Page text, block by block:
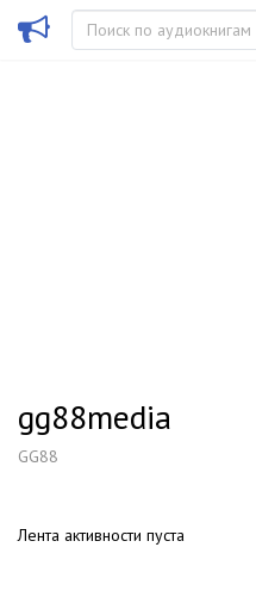
gg88media
GG88
Лента активности пуста